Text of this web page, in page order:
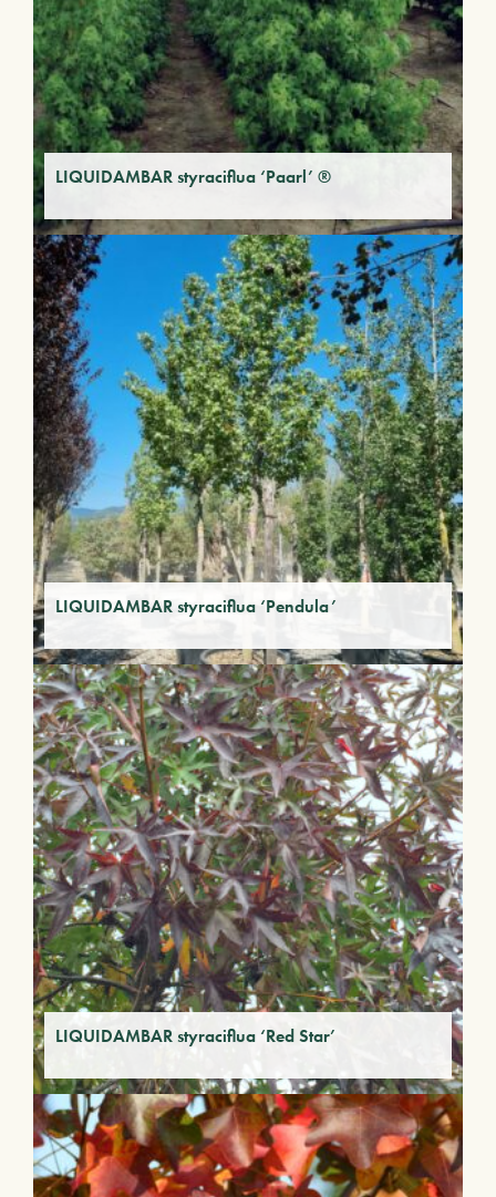
LIQUIDAMBAR styraciflua ‘Paarl’ ®
LIQUIDAMBAR styraciflua ‘Pendula’
LIQUIDAMBAR styraciflua ‘Red Star’